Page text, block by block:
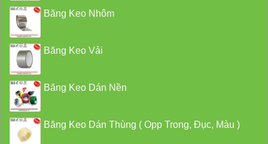
Băng Keo Nhôm
Băng Keo Vải
Băng Keo Dán Nền
Băng Keo Dán Thùng ( Opp Trong, Đục, Màu )